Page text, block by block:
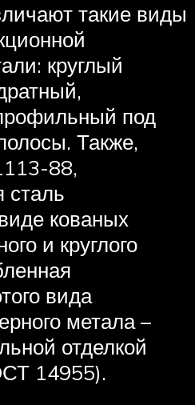
такие виды
круглый
под
Также,
88,
сталь
кованых
и круглого
вида
метала –
отделкой
14955).